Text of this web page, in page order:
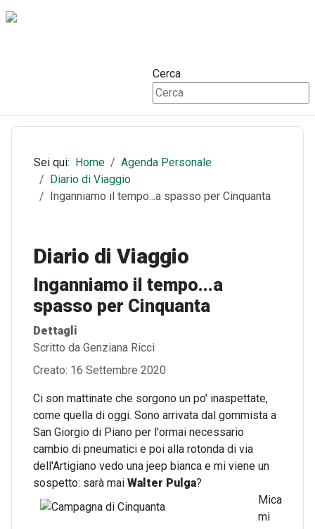
Cerca
Sei qui: Home
Agenda Personale
Diario di Viaggio
Inganniamo il tempo...a spasso per Cinquanta
Diario di Viaggio
Inganniamo il tempo...a
spasso per Cinquanta
Dettagli
Scritto da Genziana Ricci
Creato: 16 Settembre 2020
Ci son mattinate che sorgono un po' inaspettate,
come quella di oggi. Sono arrivata dal gommista a
San Giorgio di Piano per l'ormai necessario
cambio di pneumatici e poi alla rotonda di via
dell'Artigiano vedo una jeep bianca e mi viene un
sospetto: sarà mai Walter Pulga?
Mica
mi